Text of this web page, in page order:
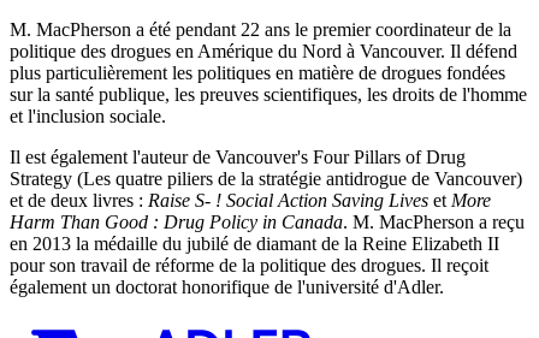
M. MacPherson a été pendant 22 ans le premier coordinateur de la
politique des drogues en Amérique du Nord à Vancouver. Il défend
plus particulièrement les politiques en matière de drogues fondées
sur la santé publique, les preuves scientifiques, les droits de l'homme
et l'inclusion sociale.
Il est également l'auteur de Vancouver's Four Pillars of Drug
Strategy (Les quatre piliers de la stratégie antidrogue de Vancouver)
et de deux livres : Raise S- ! Social Action Saving Lives et More
Harm Than Good : Drug Policy in Canada. M. MacPherson a reçu
en 2013 la médaille du jubilé de diamant de la Reine Elizabeth II
pour son travail de réforme de la politique des drogues. Il reçoit
également un doctorat honorifique de l'université d'Adler.